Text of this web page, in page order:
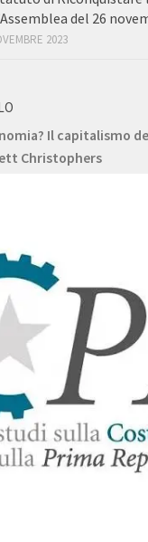
del 26
2023
Il capitalismo
Christophers